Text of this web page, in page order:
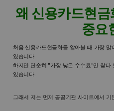
왜 신용카드현
중요
처음 신용카드현금화를 알아볼 때 가장 많
였습니다.
하지만 단순히 "가장 낮은 수수료"만 찾다
있습니다.
그래서 저는 먼저 공공기관 사이트에서